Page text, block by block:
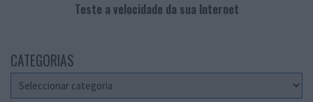
Teste a velocidade da sua Internet
CATEGORIAS
Categorias